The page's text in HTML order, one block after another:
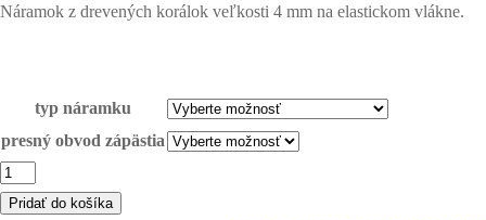
Náramok z drevených korálok veľkosti 4 mm na elastickom vlákne.
typ náramku
presný obvod zápästia
množstvo
minimalistický
Pridať do košíka